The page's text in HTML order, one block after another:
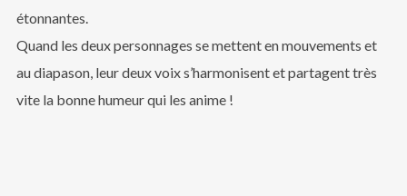
étonnantes.
Quand les deux personnages se mettent en mouvements et
au diapason, leur deux voix s’harmonisent et partagent très
vite la bonne humeur qui les anime !